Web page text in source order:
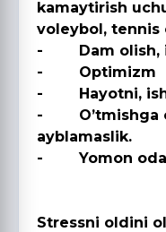
kamaytirish
voleybol, tennis
- Dam olish,
- Optimizm
- Hayotni,
- Oʼtmishga
ayblamaslik.
- Yomon
Stressni oldini